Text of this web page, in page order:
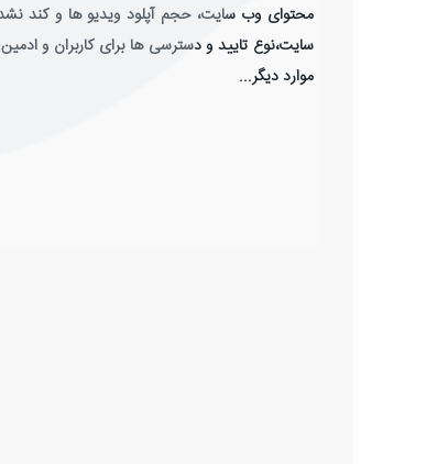
محتوای وب سایت، حجم آپلود ویدیو ها و کند
سایت،نوع تایید و دسترسی ها برای کاربران و
موارد دیگر...